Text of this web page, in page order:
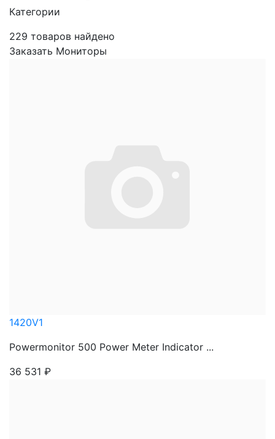
Категории
229 товаров найдено
Заказать Мониторы
1420V1
Powermonitor 500 Power Meter Indicator ...
36 531 ₽